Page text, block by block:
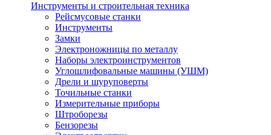
Инструменты и строительная техника
Рейсмусовые станки
Инструменты
Замки
Электроножницы по металлу
Наборы электроинструментов
Углошлифовальные машины (УШМ)
Дрели и шуруповерты
Точильные станки
Измерительные приборы
Штроборезы
Бензорезы